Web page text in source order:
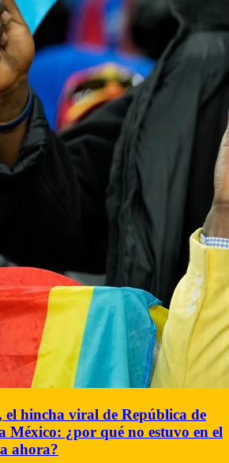
hincha viral de República de
México: ¿por qué no estuvo en el
ahora?